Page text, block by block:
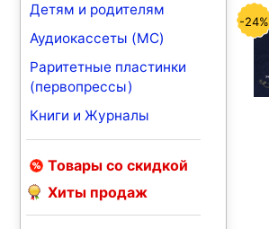
Детям и родителям
Аудиокассеты (MC)
Раритетные пластинки
(первопрессы)
Книги и Журналы
Товары со скидкой
Хиты продаж
-24%